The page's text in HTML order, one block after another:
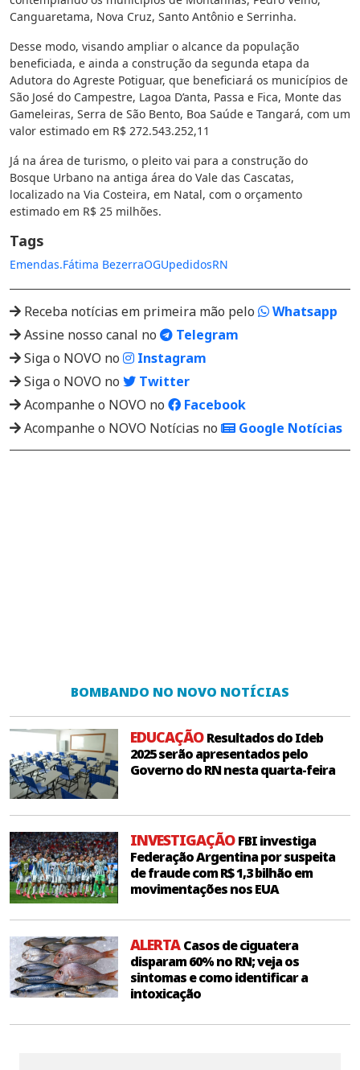
Canguaretama, Nova Cruz, Santo Antônio e Serrinha.
Desse modo, visando ampliar o alcance da população
beneficiada, e ainda a construção da segunda etapa da
Adutora do Agreste Potiguar, que beneficiará os municípios de
São José do Campestre, Lagoa D’anta, Passa e Fica, Monte das
Gameleiras, Serra de São Bento, Boa Saúde e Tangará, com um
valor estimado em R$ 272.543.252,11
Já na área de turismo, o pleito vai para a construção do
Bosque Urbano na antiga área do Vale das Cascatas,
localizado na Via Costeira, em Natal, com o orçamento
estimado em R$ 25 milhões.
Tags
Emendas.Fátima BezerraOGUpedidosRN
Receba notícias em primeira mão pelo
Whatsapp
Assine nosso canal no
Telegram
Siga o NOVO no
Instagram
Siga o NOVO no
Twitter
Acompanhe o NOVO no
Facebook
Acompanhe o NOVO Notícias no
Google Notícias
BOMBANDO NO NOVO NOTÍCIAS
EDUCAÇÃOResultados do Ideb
2025 serão apresentados pelo
Governo do RN nesta quarta-feira
INVESTIGAÇÃOFBI investiga
Federação Argentina por suspeita
de fraude com R$ 1,3 bilhão em
movimentações nos EUA
ALERTACasos de ciguatera
disparam 60% no RN; veja os
sintomas e como identificar a
intoxicação